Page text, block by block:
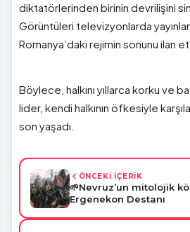
diktatörlerinden birinin devrilişini
Görüntüleri televizyonlarda
Romanya’daki rejimin sonunu ilan
Böylece, halkını yıllarca korku ve
lider, kendi halkının öfkesiyle
son yaşadı.
ÖNCEKİ İÇERİK
🌱Nevruz’un mitolojik
Ergenekon Destanı